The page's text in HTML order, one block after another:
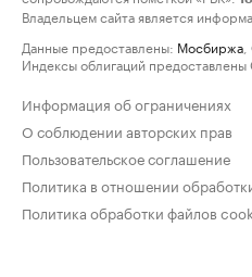
Владельцем сайта является
Данные предоставлены: Мосбиржа
Индексы облигаций предоставлены
Информация об ограничениях
О соблюдении авторских прав
Пользовательское соглашение
Политика в отношении
Политика обработки файлов